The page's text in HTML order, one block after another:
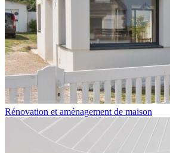
Rénovation et aménagement de maison